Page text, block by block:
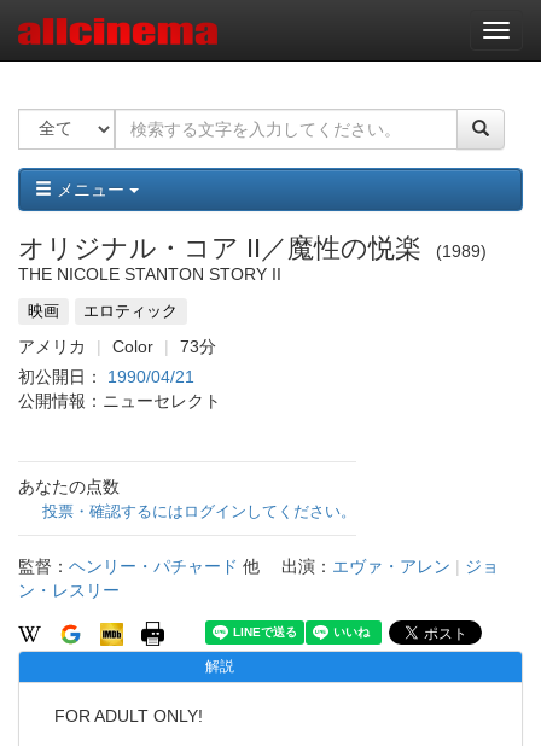
ナ
ビ
ー
ョ
ン
メニュー
オリジナル・コア II／魔性の悦楽
1989
THE NICOLE STANTON STORY II
映画 エロティック
アメリカ Color
73分
初公開日： 1990/04/21
公開情報：ニューセレクト
あなたの点数
投票・確認するにはログインしてください。
監督： ヘンリー・パチャード 他 出演： エヴァ・アレン | ジョ
ン・レスリー
解説
FOR ADULT ONLY!